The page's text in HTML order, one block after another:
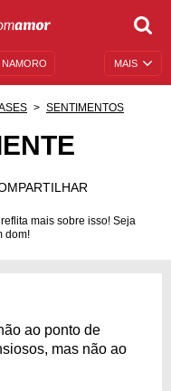
MAIS
NAMORO
SENTIMENTOS
mais sobre isso! Seja
dom!
ao ponto de
mas não ao